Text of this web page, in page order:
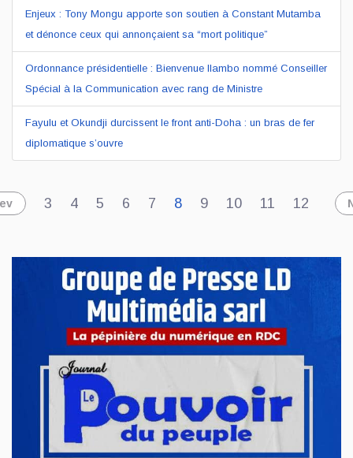
Enjeux : Tony Mongu apporte son soutien à Constant Mutamba
et dénonce ceux qui annonçaient sa “mort politique”
Ordonnance présidentielle : Bienvenue Ilambo nommé Conseiller
Spécial à la Communication avec rang de Ministre
Fayulu et Okundji durcissent le front anti-Doha : un bras de fer
diplomatique s’ouvre
3 4 5 6 7 8 9 10 11 12